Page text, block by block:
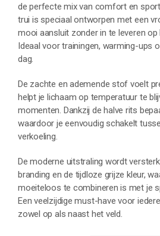
de perfecte mix van comfort en
trui is speciaal ontworpen met een
mooi aansluit zonder in te leveren op
Ideaal voor trainingen, warming-ups
dag.
De zachte en ademende stof voelt
helpt je lichaam op temperatuur te
momenten. Dankzij de halve rits
waardoor je eenvoudig schakelt
verkoeling.
De moderne uitstraling wordt
branding en de tijdloze grijze kleur,
moeiteloos te combineren is met je
Een veelzijdige must-have voor
zowel op als naast het veld.